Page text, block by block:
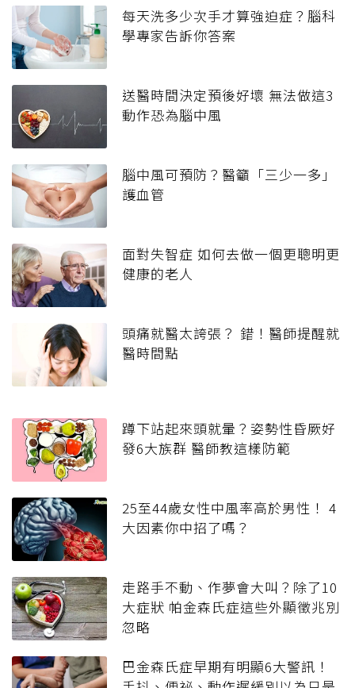
每天洗多少次手才算強迫症？腦科
學專家告訴你答案
送醫時間決定預後好壞 無法做這3
動作恐為腦中風
腦中風可預防？醫籲「三少一多」
護血管
面對失智症 如何去做一個更聰明更
健康的老人
頭痛就醫太誇張？ 錯！醫師提醒就
醫時間點
蹲下站起來頭就暈？姿勢性昏厥好
發6大族群 醫師教這樣防範
25至44歲女性中風率高於男性！ 4
大因素你中招了嗎？
走路手不動、作夢會大叫？除了10
大症狀 帕金森氏症這些外顯徵兆別
忽略
巴金森氏症早期有明顯6大警訊！